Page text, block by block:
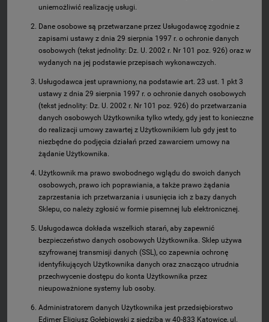
uniemożliwić realizację usługi.
Dane osobowe są przetwarzane przez Usługodawcę zgodnie z
zapisami ustawy z dnia 29 sierpnia 1997 r. o ochronie danych
osobowych (tekst jednolity: Dz. U. 2002 r. Nr 101 poz. 926) oraz w
wydanych na jej podstawie przepisach wykonawczych.
Usługodawca jest uprawniony, na podstawie art. 23 ust. 1 pkt 3
ustawy z dnia 29 sierpnia 1997 r. o ochronie danych osobowych
(tekst jednolity: Dz. U. 2002 r. Nr 101 poz. 926) do przetwarzania
danych osobowych Użytkownika tylko wtedy, gdy jest to konieczne
do realizacji umowy zawartej z Użytkownikiem lub gdy jest to
niezbędne do podjęcia działań przed zawarciem umowy na
żądanie Użytkownika.
Użytkownik ma prawo swobodnego wglądu do swoich danych
osobowych, prawo ich poprawiania, a także prawo żądania
zaprzestania ich przetwarzania i usunięcia ich z bazy danych
Sklepu, co należy zgłosić w formie pisemnej lub elektronicznej.
Usługodawca dokłada wszelkich starań, aby zapewnić
bezpieczeństwo danych osobowych Użytkownika. Sklep używa
szyfrowanej transmisji danych (SSL), co zapewnia ochronę
identyfikujących Użytkownika danych oraz znacząco utrudnia
przechwycenie dostępu do konta Użytkownika przez
nieupoważnione systemy lub osoby.
Administratorem danych Użytkownika jest przedsiębiorstwo
Edimer Eligiusz Gołębiowski z siedzibą w 40-833 Katowice, ul.